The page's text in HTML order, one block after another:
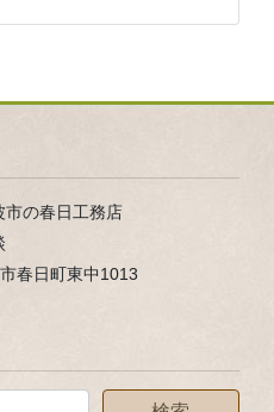
の春日工務店
春日町東中1013